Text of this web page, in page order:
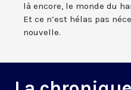
là encore, le monde du
Et ce n’est hélas pas
nouvelle.